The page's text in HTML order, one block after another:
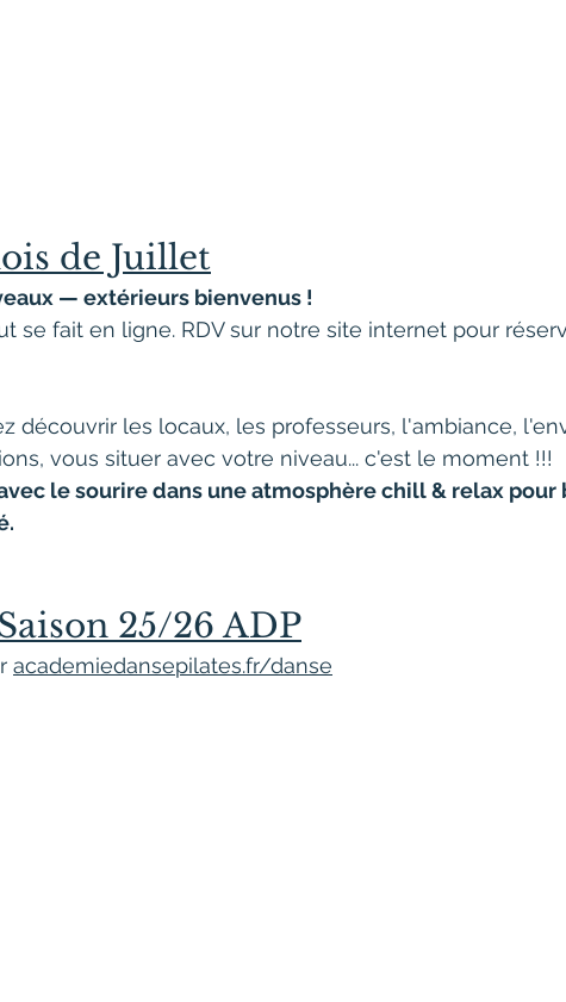
de Juillet
— extérieurs bienvenus !
se fait en ligne. RDV sur notre site internet pour
découvrir les locaux, les professeurs, l'ambiance,
vous situer avec votre niveau... c'est le moment !!!
le sourire dans une atmosphère chill & relax pour
25/26 ADP
academiedansepilates.fr/danse